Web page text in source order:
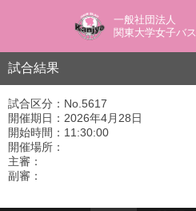
一般社団法人
関東大学女子バ
試合結果
試合区分：No.5617
開催期日：2026年4月28日
開始時間：11:30:00
開催場所：
主審：
副審：